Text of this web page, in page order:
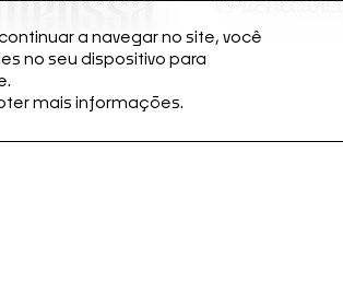
a navegar no site, você
no seu dispositivo para
mais informações.